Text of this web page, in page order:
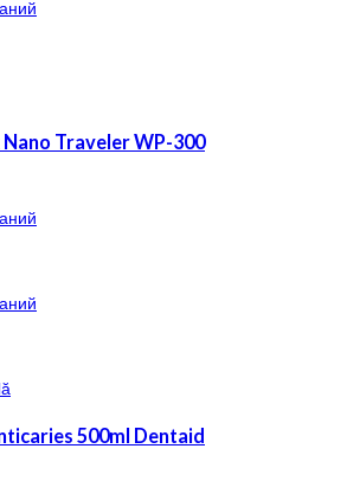
Traveler WP-300
500ml Dentaid